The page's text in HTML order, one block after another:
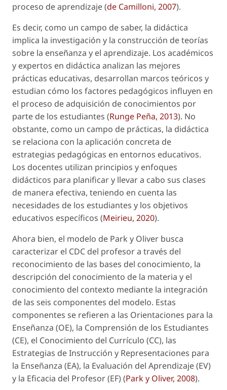
proceso de aprendizaje (de Camilloni, 2007).
Es decir, como un campo de saber, la didáctica
implica la investigación y la construcción de teorías
sobre la enseñanza y el aprendizaje. Los académicos
y expertos en didáctica analizan las mejores
prácticas educativas, desarrollan marcos teóricos y
estudian cómo los factores pedagógicos influyen en
el proceso de adquisición de conocimientos por
parte de los estudiantes (Runge Peña, 2013). No
obstante, como un campo de prácticas, la didáctica
se relaciona con la aplicación concreta de
estrategias pedagógicas en entornos educativos.
Los docentes utilizan principios y enfoques
didácticos para planificar y llevar a cabo sus clases
de manera efectiva, teniendo en cuenta las
necesidades de los estudiantes y los objetivos
educativos específicos (Meirieu, 2020).
Ahora bien, el modelo de Park y Oliver busca
caracterizar el CDC del profesor a través del
reconocimiento de las bases del conocimiento, la
descripción del conocimiento de la materia y el
conocimiento del contexto mediante la integración
de las seis componentes del modelo. Estas
componentes se refieren a las Orientaciones para la
Enseñanza (OE), la Comprensión de los Estudiantes
(CE), el Conocimiento del Currículo (CC), las
Estrategias de Instrucción y Representaciones para
la Enseñanza (EA), la Evaluación del Aprendizaje (EV)
y la Eficacia del Profesor (EF) (Park y Oliver, 2008).